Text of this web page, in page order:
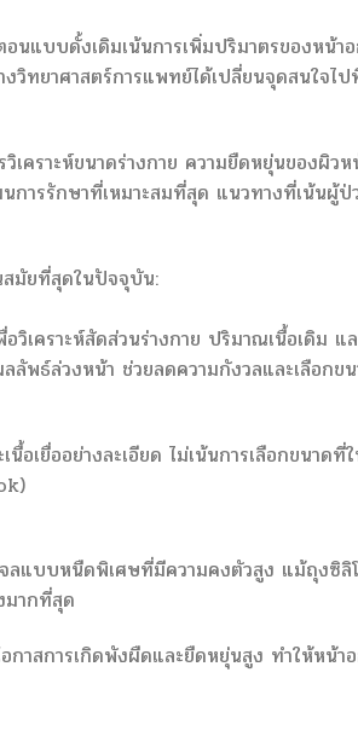
นแบบดั้งเดิมเน้นการเพิ่มปริมาตรของหน้
วิทยาศาสตร์การแพทย์ได้เปลี่ยนจุดสนใจไป
คราะห์ขนาดร่างกาย ความยืดหยุ่นของผิว
ารรักษาที่เหมาะสมที่สุด แนวทางที่เน้นผู้
สมัยที่สุดในปัจจุบัน:
เคราะห์สัดส่วนร่างกาย ปริมาณเนื้อเดิม แ
พธ์ล่วงหน้า ช่วยลดความกังวลและเลือกข
ยื่ออย่างละเอียด ไม่เน้นการเลือกขนาด
แบบหนืดพิเศษที่มีความคงตัวสูง แม้ถุงซิลิ
มากที่สุด
สการเกิดพังผืดและยืดหยุ่นสูง ทำให้หน้า